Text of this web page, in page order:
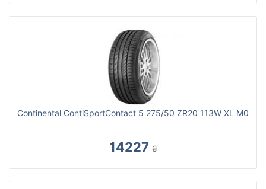
Continental ContiSportContact 5 275/50 ZR20 113W XL M0
14227 ₴